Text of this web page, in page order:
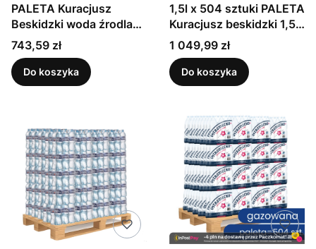
PALETA Kuracjusz
Beskidzki woda źrodlana
niegazowana 5l x 108
sztuk
Cena
743,59 zł
Do koszyka
1,5l x 504 sztuki PALETA
Kuracjusz beskidzki 1,5l
niegazowany x 252,
gazowany x 252
Cena
1 049,99 zł
Do koszyka